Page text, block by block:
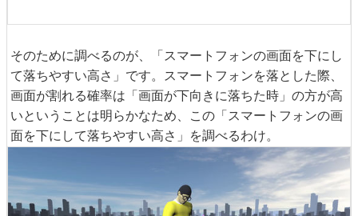
そのために調べるのが、「スマートフォンの画面を下にし
て落ちやすい高さ」です。スマートフォンを落とした際、
画面が割れる確率は「画面が下向きに落ちた時」の方が高
いということは明らかなため、この「スマートフォンの画
面を下にして落ちやすい高さ」を調べるわけ。